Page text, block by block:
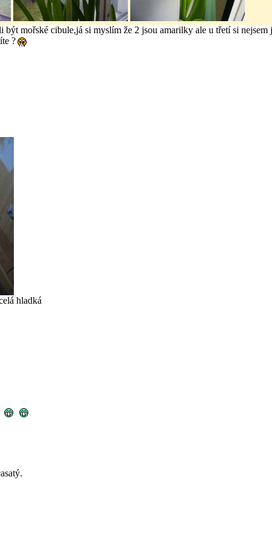
mořské cibule,já si myslím že 2 jsou amarilky ale u třetí si nejsem
?
hladká